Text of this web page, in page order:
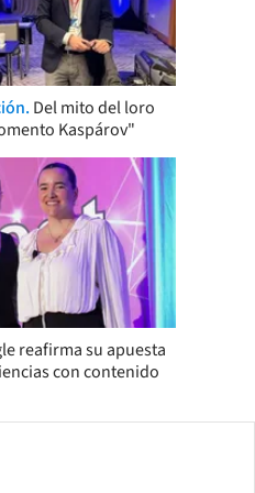
Del mito del loro
Kaspárov"
reafirma su apuesta
con contenido